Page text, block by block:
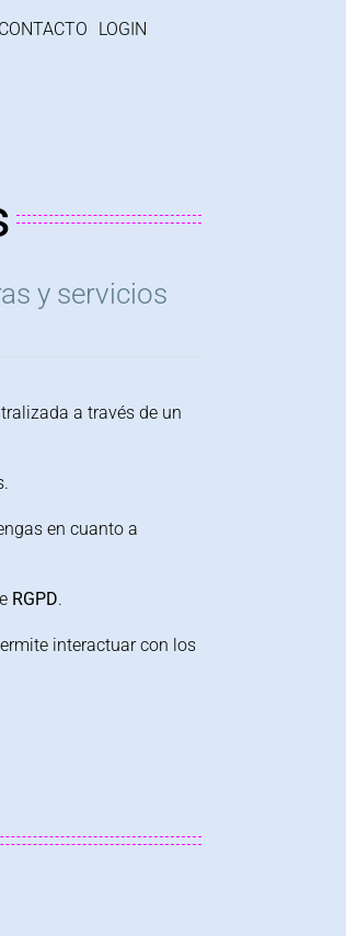
CONTACTO LOGIN
y servicios
a través de un
en cuanto a
RGPD.
interactuar con los